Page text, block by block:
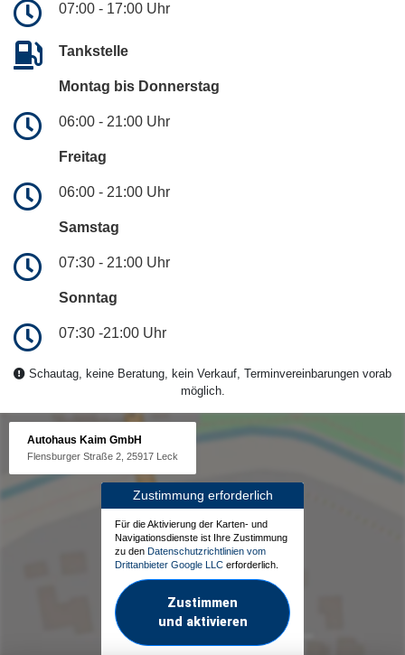
07:00 - 17:00 Uhr
Tankstelle
Montag bis Donnerstag
06:00 - 21:00 Uhr
Freitag
06:00 - 21:00 Uhr
Samstag
07:30 - 21:00 Uhr
Sonntag
07:30 -21:00 Uhr
Schautag, keine Beratung, kein Verkauf, Terminvereinbarungen vorab
möglich.
Autohaus Kaim GmbH
Flensburger Straße 2, 25917 Leck
Zustimmung erforderlich
Für die Aktivierung der Karten- und
Navigationsdienste ist Ihre Zustimmung
zu den Datenschutzrichtlinien vom
Drittanbieter Google LLC erforderlich.
Zustimmen
und aktivieren